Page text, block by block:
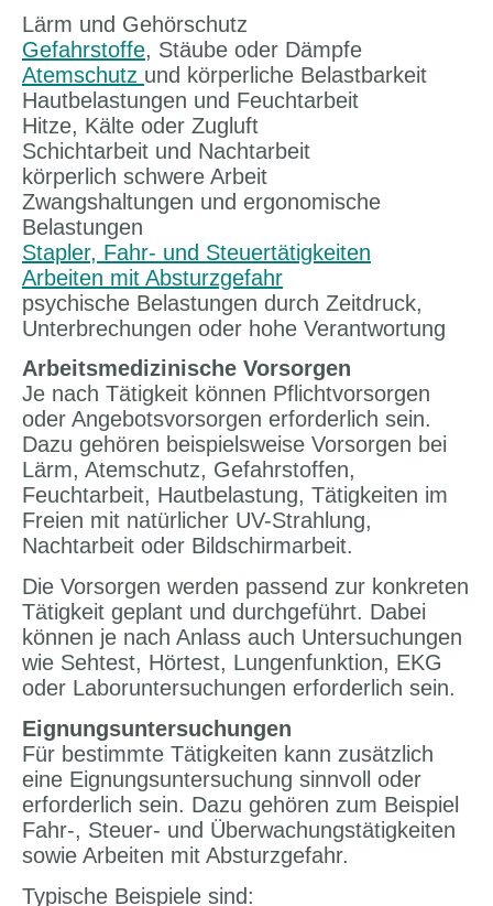
Lärm und Gehörschutz
Gefahrstoffe, Stäube oder Dämpfe
Atemschutz und körperliche Belastbarkeit
Hautbelastungen und Feuchtarbeit
Hitze, Kälte oder Zugluft
Schichtarbeit und Nachtarbeit
körperlich schwere Arbeit
Zwangshaltungen und ergonomische
Belastungen
Stapler, Fahr- und Steuertätigkeiten
Arbeiten mit Absturzgefahr
psychische Belastungen durch Zeitdruck,
Unterbrechungen oder hohe Verantwortung
Arbeitsmedizinische Vorsorgen
Je nach Tätigkeit können Pflichtvorsorgen
oder Angebotsvorsorgen erforderlich sein.
Dazu gehören beispielsweise Vorsorgen bei
Lärm, Atemschutz, Gefahrstoffen,
Feuchtarbeit, Hautbelastung, Tätigkeiten im
Freien mit natürlicher UV-Strahlung,
Nachtarbeit oder Bildschirmarbeit.
Die Vorsorgen werden passend zur konkreten
Tätigkeit geplant und durchgeführt. Dabei
können je nach Anlass auch Untersuchungen
wie Sehtest, Hörtest, Lungenfunktion, EKG
oder Laboruntersuchungen erforderlich sein.
Eignungsuntersuchungen
Für bestimmte Tätigkeiten kann zusätzlich
eine Eignungsuntersuchung sinnvoll oder
erforderlich sein. Dazu gehören zum Beispiel
Fahr-, Steuer- und Überwachungstätigkeiten
sowie Arbeiten mit Absturzgefahr.
Typische Beispiele sind: